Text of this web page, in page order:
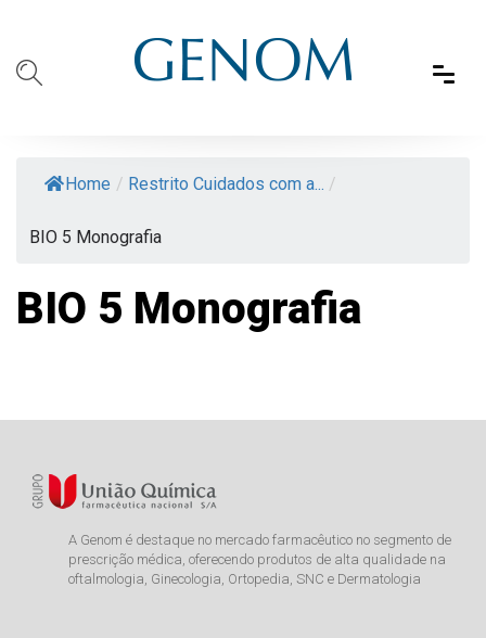
Home / Restrito Cuidados com a... /
BIO 5 Monografia
BIO 5 Monografia
A Genom é destaque no mercado farmacêutico no segmento de
prescrição médica, oferecendo produtos de alta qualidade na
oftalmologia, Ginecologia, Ortopedia, SNC e Dermatologia